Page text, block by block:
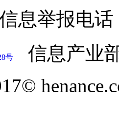
息举报电话
号
信息产业